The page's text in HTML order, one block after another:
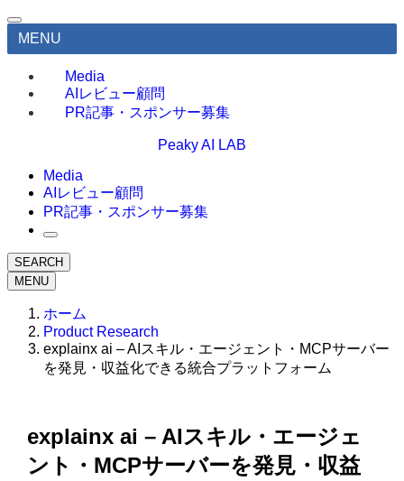
MENU
Media
AIレビュー顧問
PR記事・スポンサー募集
Peaky AI LAB
Media
AIレビュー顧問
PR記事・スポンサー募集
SEARCH
MENU
ホーム
Product Research
explainx ai – AIスキル・エージェント・MCPサーバー
を発見・収益化できる統合プラットフォーム
explainx ai – AIスキル・エージェ
ント・MCPサーバーを発見・収益